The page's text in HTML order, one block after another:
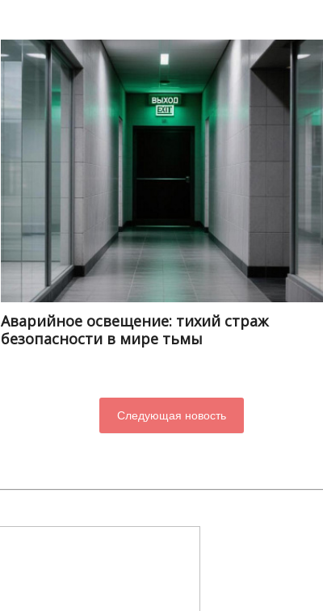
Аварийное освещение: тихий страж
безопасности в мире тьмы
Следующая новость